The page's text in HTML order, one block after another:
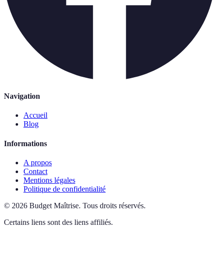
Navigation
Accueil
Blog
Informations
A propos
Contact
Mentions légales
Politique de confidentialité
© 2026 Budget Maîtrise. Tous droits réservés.
Certains liens sont des liens affiliés.